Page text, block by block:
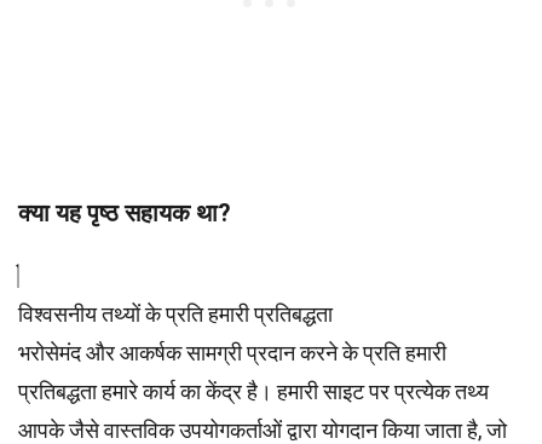
क्या यह पृष्ठ सहायक था?
विश्वसनीय तथ्यों के प्रति हमारी प्रतिबद्धता
भरोसेमंद और आकर्षक सामग्री प्रदान करने के प्रति हमारी
प्रतिबद्धता हमारे कार्य का केंद्र है। हमारी साइट पर प्रत्येक तथ्य
आपके जैसे वास्तविक उपयोगकर्ताओं द्वारा योगदान किया जाता है, जो